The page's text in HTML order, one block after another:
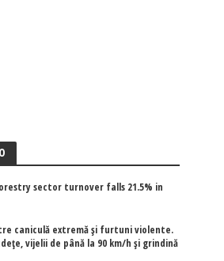
sector turnover falls 21.5% in
caniculă extremă și furtuni violente.
vijelii de până la 90 km/h și grindină